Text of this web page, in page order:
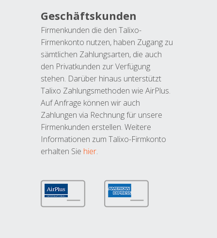
Geschäftskunden
Firmenkunden die den Talixo-
Firmenkonto nutzen, haben Zugang zu
sämtlichen Zahlungsarten, die auch
den Privatkunden zur Verfügung
stehen. Darüber hinaus unterstützt
Talixo Zahlungsmethoden wie AirPlus.
Auf Anfrage können wir auch
Zahlungen via Rechnung für unsere
Firmenkunden erstellen. Weitere
Informationen zum Talixo-Firmkonto
erhalten Sie hier.